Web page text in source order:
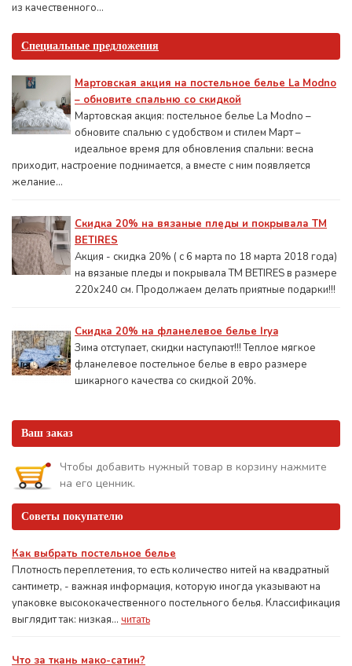
из качественного...
Специальные предложения
Мартовская акция на постельное белье La Modno
– обновите спальню со скидкой
Мартовская акция: постельное белье La Modno –
обновите спальню с удобством и стилем Март –
идеальное время для обновления спальни: весна
приходит, настроение поднимается, а вместе с ним появляется
желание...
Скидка 20% на вязаные пледы и покрывала ТМ
BETIRES
Акция - скидка 20% ( с 6 марта по 18 марта 2018 года)
на вязаные пледы и покрывала ТМ BETIRES в размере
220х240 см. Продолжаем делать приятные подарки!!!
Скидка 20% на фланелевое белье Irya
Зима отступает, скидки наступают!!! Теплое мягкое
фланелевое постельное белье в евро размере
шикарного качества со скидкой 20%.
Ваш заказ
Чтобы добавить нужный товар в корзину нажмите
на его ценник.
Советы покупателю
Как выбрать постельное белье
Плотность переплетения, то есть количество нитей на квадратный
сантиметр, - важная информация, которую иногда указывают на
упаковке высококачественного постельного белья. Классификация
выглядит так: низкая... читать
Что за ткань мако-сатин?